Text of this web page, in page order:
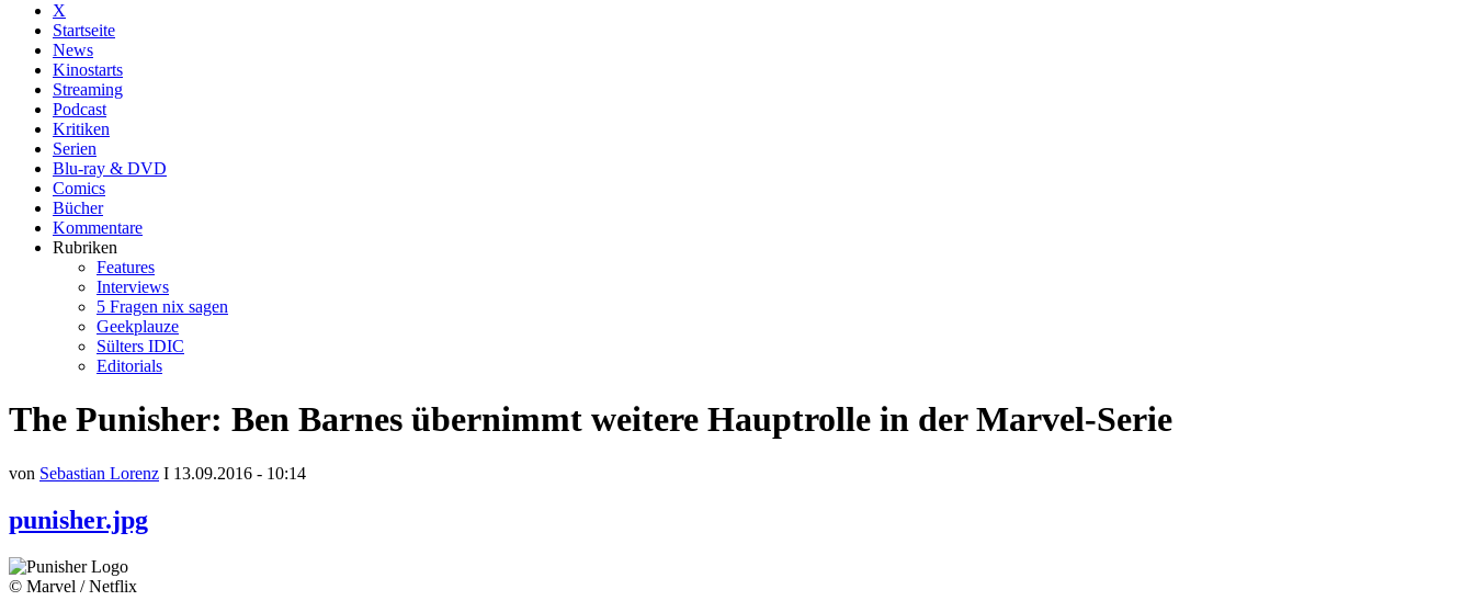
X
Startseite
News
Kinostarts
Streaming
Podcast
Kritiken
Serien
Blu-ray & DVD
Comics
Bücher
Kommentare
Rubriken
Features
Interviews
5 Fragen nix sagen
Geekplauze
Sülters IDIC
Editorials
The Punisher: Ben Barnes übernimmt weitere Hauptrolle in der Marvel-Serie
von Sebastian Lorenz I 13.09.2016 - 10:14
punisher.jpg
© Marvel / Netflix